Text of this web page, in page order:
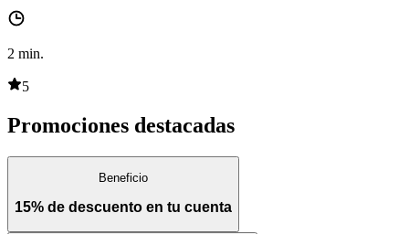
2 min.
5
Promociones destacadas
Beneficio
15% de descuento en tu cuenta